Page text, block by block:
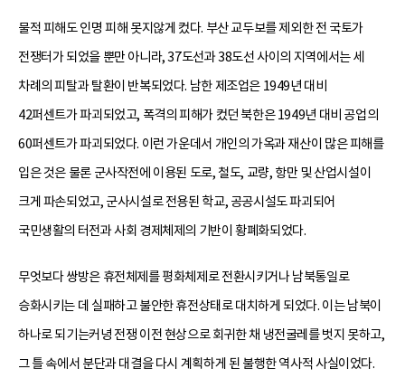
물적 피해도 인명 피해 못지않게 컸다. 부산 교두보를 제외한 전 국토가
전쟁터가 되었을 뿐만 아니라, 37도선과 38도선 사이의 지역에서는 세
차례의 피탈과 탈환이 반복되었다. 남한 제조업은 1949년 대비
42퍼센트가 파괴되었고, 폭격의 피해가 컸던 북한은 1949년 대비 공업의
60퍼센트가 파괴되었다. 이런 가운데서 개인의 가옥과 재산이 많은 피해를
입은 것은 물론 군사작전에 이용된 도로, 철도, 교량, 항만 및 산업시설이
크게 파손되었고, 군사시설로 전용된 학교, 공공시설도 파괴되어
국민생활의 터전과 사회 경제체제의 기반이 황폐화되었다.
무엇보다 쌍방은 휴전체제를 평화체제로 전환시키거나 남북통일로
승화시키는 데 실패하고 불안한 휴전상태로 대치하게 되었다. 이는 남북이
하나로 되기는커녕 전쟁 이전 현상으로 회귀한 채 냉전굴레를 벗지 못하고,
그 틀 속에서 분단과 대결을 다시 계획하게 된 불행한 역사적 사실이었다.